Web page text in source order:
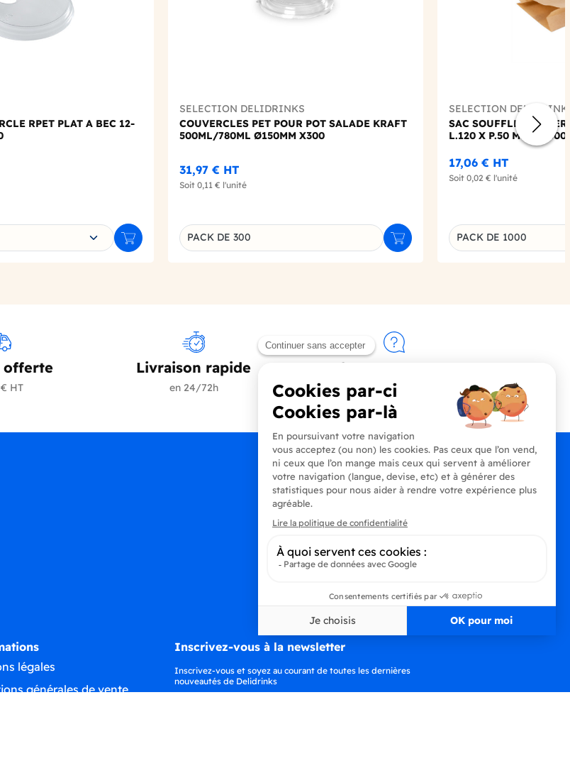
RPET PLAT A BEC 12-
Ajouter au panier
SELECTION DELIDRINKS
COUVERCLES PET POUR POT SALADE KRAFT
500ML/780ML Ø150MM X300
31,97 € HT
Soit 0,11 € l'unité
Déclinaison du produit
PACK DE 300 Ajouter au panier
SELECTION
SAC SOUFFLET
L.120 X P.50 MM X 1000
17,06 € HT
Soit 0,02 € l'unité
Déclinaison du produit
PACK DE 1000
offerte
HT
Livraison rapide
en 24/72h
Contactez-nous
+33 (0)4 90 91 20 80
légales
générales de vente
Inscrivez-vous à la newsletter
Inscrivez-vous et soyez au courant de toutes les dernières
nouveautés de Delidrinks